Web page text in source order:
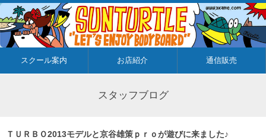
スクール案内 お店紹介 通信販売
スタッフブログ
ＴＵＲＢＯ2013モデルと京谷雄策ｐｒｏが遊びに来ました♪